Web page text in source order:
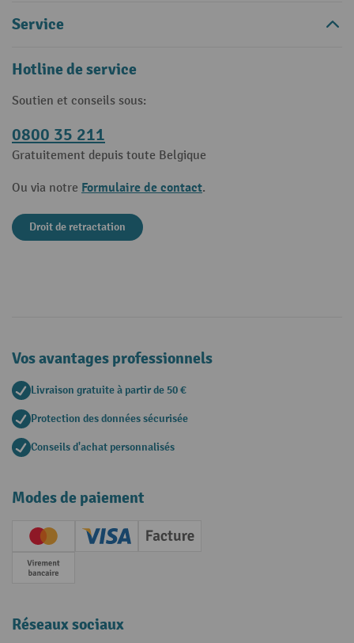
Service
Hotline de service
Soutien et conseils sous:
0800 35 211
Gratuitement depuis toute Belgique
Ou via notre Formulaire de contact.
Droit de retractation
Vos avantages professionnels
Livraison gratuite à partir de 50 €
Protection des données sécurisée
Conseils d'achat personnalisés
Modes de paiement
Creditcard (Master)Creditcard (Visa)
Facture
Paiement anticipé
Réseaux sociaux